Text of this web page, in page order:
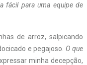
fácil para uma equipe de
de arroz, salpicando
e pegajoso. O que
minha decepção,